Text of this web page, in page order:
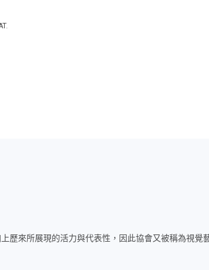
歷來所展現的活力與代表性，因此協會又被稱為視覺